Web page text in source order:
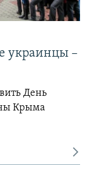
украинцы –
День
Крыма